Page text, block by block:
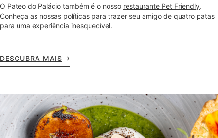
O Pateo do Palácio também é o nosso restaurante Pet Friendly.
Conheça as nossas políticas para trazer seu amigo de quatro patas
para uma experiência inesquecível.
DESCUBRA MAIS